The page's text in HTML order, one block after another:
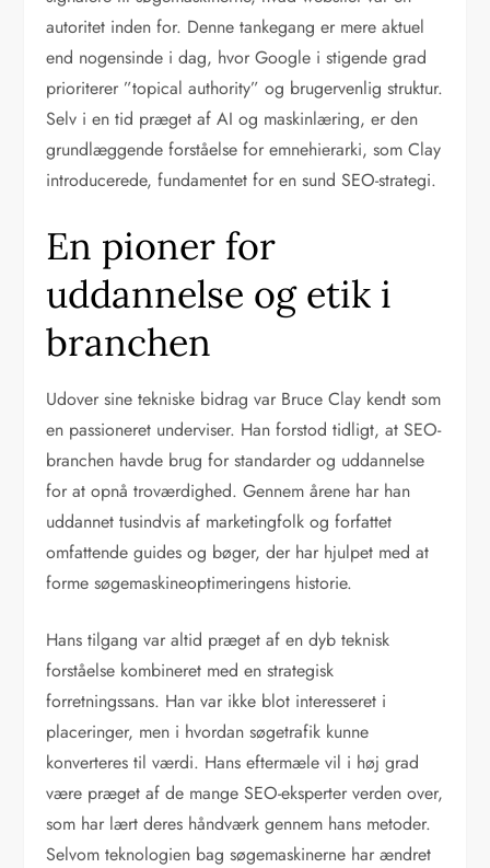
autoritet inden for. Denne tankegang er mere aktuel
end nogensinde i dag, hvor Google i stigende grad
prioriterer ”topical authority” og brugervenlig struktur.
Selv i en tid præget af AI og maskinlæring, er den
grundlæggende forståelse for emnehierarki, som Clay
introducerede, fundamentet for en sund SEO-strategi.
En pioner for
uddannelse og etik i
branchen
Udover sine tekniske bidrag var Bruce Clay kendt som
en passioneret underviser. Han forstod tidligt, at SEO-
branchen havde brug for standarder og uddannelse
for at opnå troværdighed. Gennem årene har han
uddannet tusindvis af marketingfolk og forfattet
omfattende guides og bøger, der har hjulpet med at
forme søgemaskineoptimeringens historie.
Hans tilgang var altid præget af en dyb teknisk
forståelse kombineret med en strategisk
forretningssans. Han var ikke blot interesseret i
placeringer, men i hvordan søgetrafik kunne
konverteres til værdi. Hans eftermæle vil i høj grad
være præget af de mange SEO-eksperter verden over,
som har lært deres håndværk gennem hans metoder.
Selvom teknologien bag søgemaskinerne har ændret